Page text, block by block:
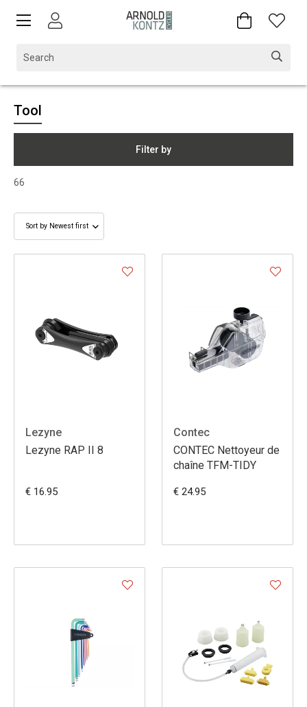
Tool
Filter by
66
Lezyne
Lezyne RAP II 8
€ 16.95
Contec
CONTEC Nettoyeur de
chaîne TFM-TIDY
€ 24.95